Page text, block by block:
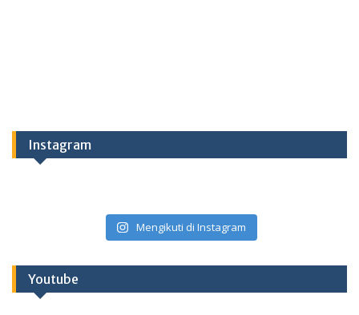
Instagram
Mengikuti di Instagram
Youtube